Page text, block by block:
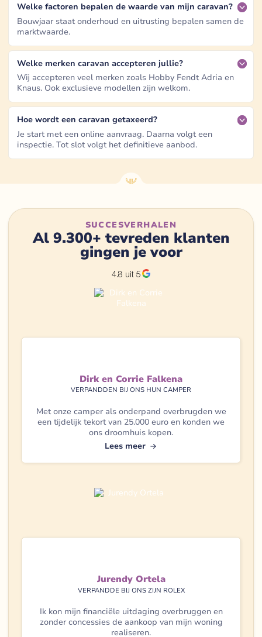
Welke factoren bepalen de waarde van mijn caravan?
Bouwjaar staat onderhoud en uitrusting bepalen samen de
marktwaarde.
Welke merken caravan accepteren jullie?
Wij accepteren veel merken zoals Hobby Fendt Adria en
Knaus. Ook exclusieve modellen zijn welkom.
Hoe wordt een caravan getaxeerd?
Je start met een online aanvraag. Daarna volgt een
inspectie. Tot slot volgt het definitieve aanbod.
SUCCESVERHALEN
Al 9.300+ tevreden klanten
gingen je voor
4.8 uit 5
Dirk en Corrie Falkena
VERPANDDEN BIJ ONS HUN CAMPER
Met onze camper als onderpand overbrugden we
een tijdelijk tekort van 25.000 euro en konden we
ons droomhuis kopen.
Lees meer
Jurendy Ortela
VERPANDDE BIJ ONS ZIJN ROLEX
Ik kon mijn financiële uitdaging overbruggen en
zonder concessies de aankoop van mijn woning
realiseren.